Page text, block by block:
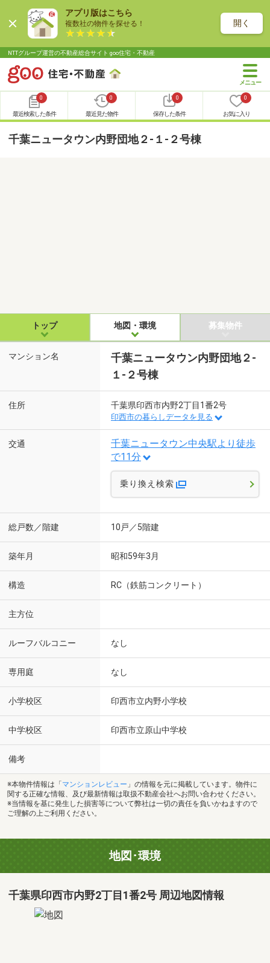
アプリ版はこちら
複数社の物件を探せる！ 開く
NTTグループ運営の不動産総合サイト goo住宅・不動産
0
最近検索した条件
0
最近見た物件
0
保存した条件
0
お気に入り
千葉ニュータウン内野団地２-１-２号棟
トップ 地図・環境 募集物件
マンション名
千葉ニュータウン内野団地２-
１-２号棟
住所 千葉県印西市内野2丁目1番2号
印西市の暮らしデータを見る
交通
千葉ニュータウン中央駅より徒歩
で11分
乗り換え検索
総戸数／階建 10戸／5階建
築年月 昭和59年3月
構造 RC（鉄筋コンクリート）
主方位
ルーフバルコニー なし
専用庭 なし
小学校区 印西市立内野小学校
中学校区 印西市立原山中学校
備考
※本物件情報は「 マンションレビュー 」の情報を元に掲載しています。物件に
関する正確な情報、及び最新情報は取扱不動産会社へお問い合わせください。
※当情報を基に発生した損害等について弊社は一切の責任を負いかねますので
ご理解の上ご利用ください。
地図･環境
千葉県印西市内野2丁目1番2号 周辺地図情報